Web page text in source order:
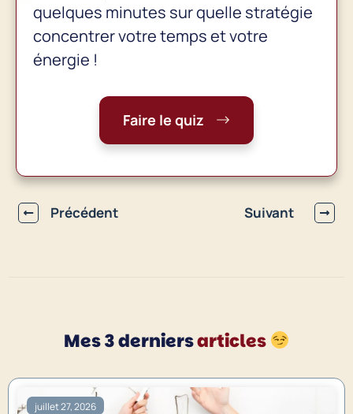
quelques minutes sur quelle stratégie
concentrer votre temps et votre
énergie !
Faire le quiz
Précédent Suivant
Mes 3 derniersarticles
juillet 27, 2026